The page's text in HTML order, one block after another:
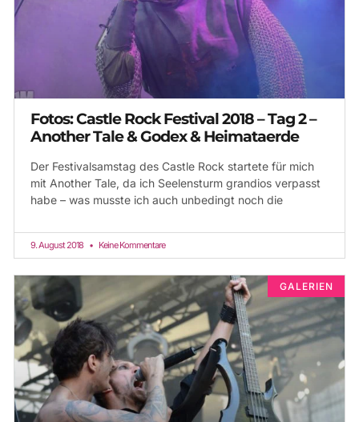
Fotos: Castle Rock Festival 2018 – Tag 2 –
Another Tale & Godex & Heimataerde
Der Festivalsamstag des Castle Rock startete für mich
mit Another Tale, da ich Seelensturm grandios verpasst
habe – was musste ich auch unbedingt noch die
9. August 2018 Keine Kommentare
GALERIEN